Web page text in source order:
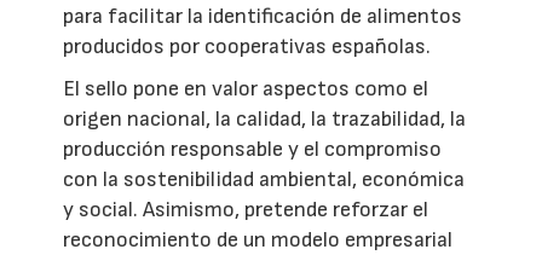
para facilitar la identificación de alimentos
producidos por cooperativas españolas.
El sello pone en valor aspectos como el
origen nacional, la calidad, la trazabilidad, la
producción responsable y el compromiso
con la sostenibilidad ambiental, económica
y social. Asimismo, pretende reforzar el
reconocimiento de un modelo empresarial